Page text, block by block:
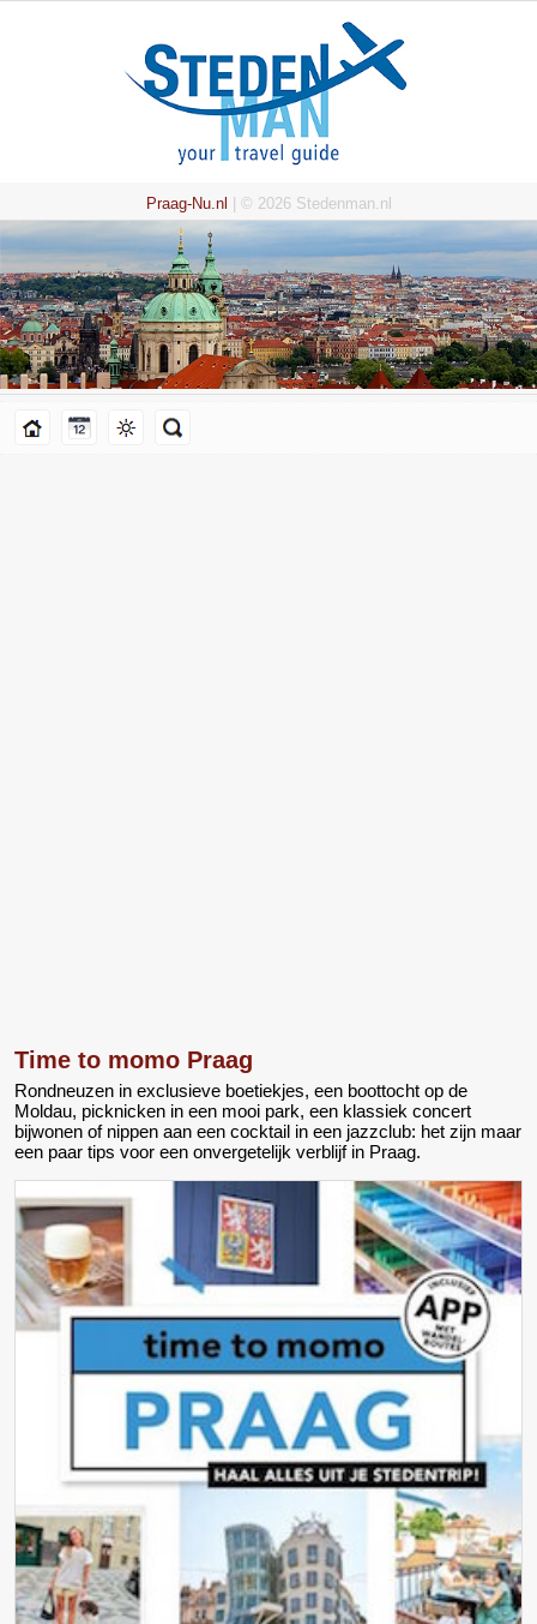
Praag-Nu.nl | © 2026 Stedenman.nl
Time to momo Praag
Rondneuzen in exclusieve boetiekjes, een boottocht op de
Moldau, picknicken in een mooi park, een klassiek concert
bijwonen of nippen aan een cocktail in een jazzclub: het zijn maar
een paar tips voor een onvergetelijk verblijf in Praag.